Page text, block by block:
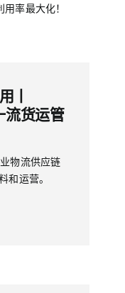
率最大化！
丨
流货运管
物流供应链
和运营。